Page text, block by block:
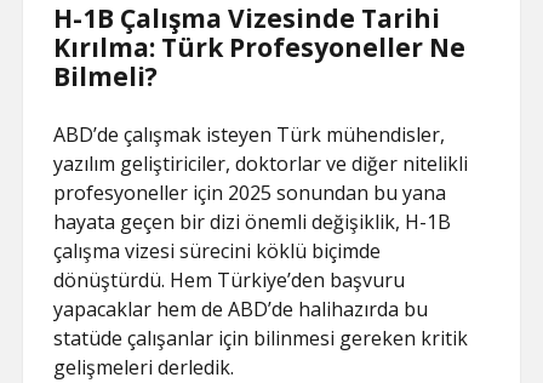
H-1B Çalışma Vizesinde Tarihi
Kırılma: Türk Profesyoneller Ne
Bilmeli?
ABD’de çalışmak isteyen Türk mühendisler,
yazılım geliştiriciler, doktorlar ve diğer nitelikli
profesyoneller için 2025 sonundan bu yana
hayata geçen bir dizi önemli değişiklik, H-1B
çalışma vizesi sürecini köklü biçimde
dönüştürdü. Hem Türkiye’den başvuru
yapacaklar hem de ABD’de halihazırda bu
statüde çalışanlar için bilinmesi gereken kritik
gelişmeleri derledik.